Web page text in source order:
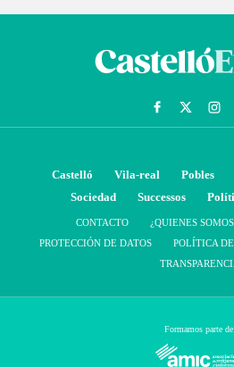
Castelló Vila-real Pobles
Sociedad
Successos
CONTACTO ¿QUIENES
PROTECCIÓN DE DATOS
POLÍTICA
Formamos parte de: